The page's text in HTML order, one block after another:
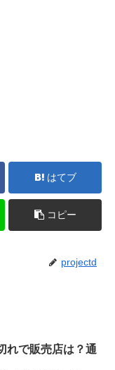
はてブ
コピー
projectd
れで販売店は？通